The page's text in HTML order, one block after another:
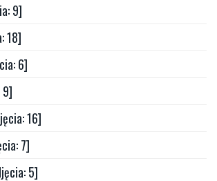
9]
18]
6]
9]
16]
7]
5]